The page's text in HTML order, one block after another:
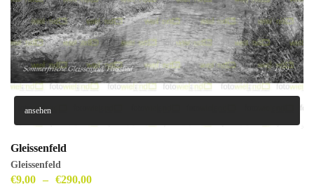
ansehen
Gleissenfeld
Gleissenfeld
€9,00 – €290,00